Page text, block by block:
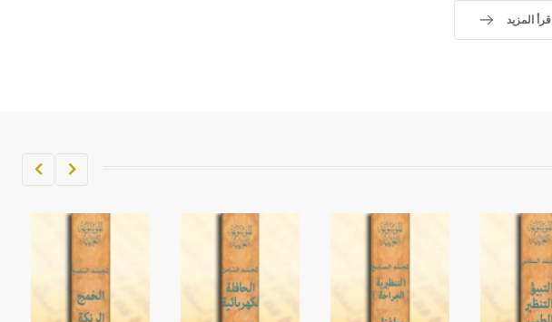
حيث تقتصر القيمة الصوتية للعلامة الك
اقرأ المزيد